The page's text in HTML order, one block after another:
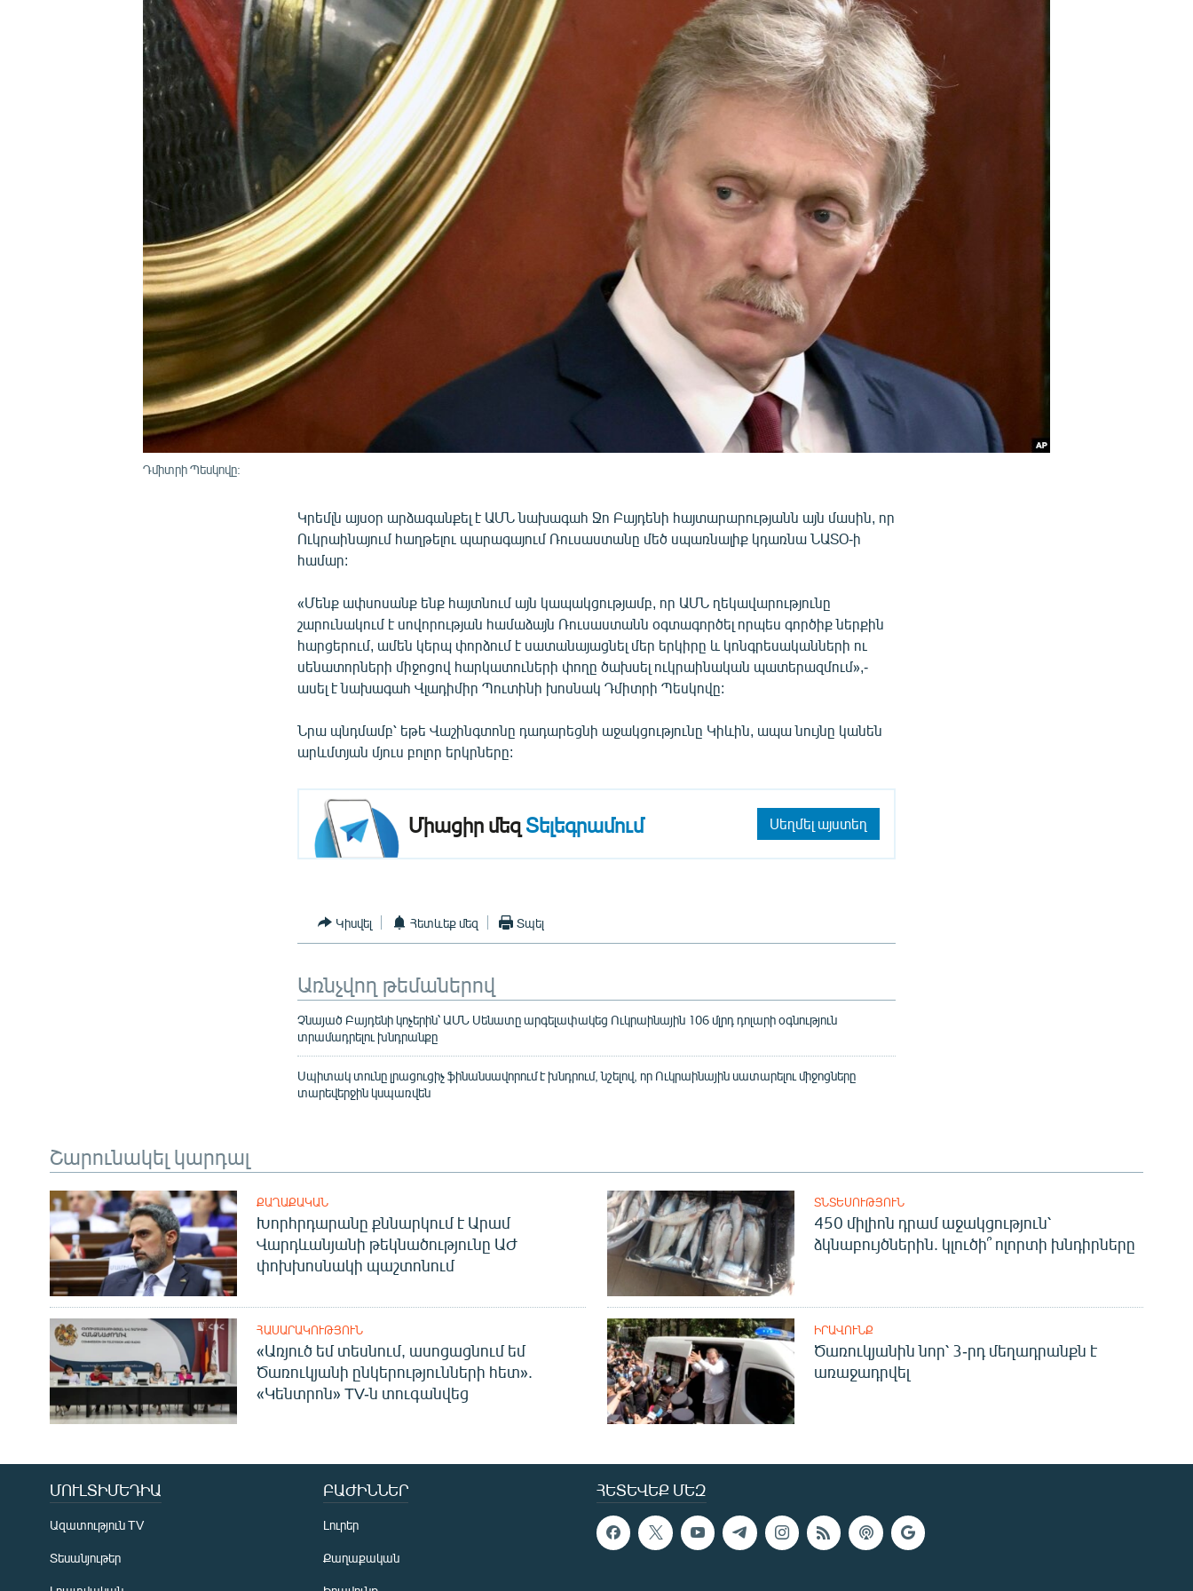
ՄԵԿՆԱԲԱՆՈՒԹՅՈՒՆ
ՁԳՏԵԼՈՎ ԼԱՎԱԳՈՒՅՆԻՆ
Դմիտրի Պեսկովը:
Կրեմլն այսօր արձագանքել է ԱՄՆ նախագահ Ջո Բայդենի հայտարարությանն այն մասին, որ
Ուկրաինայում հաղթելու պարագայում Ռուսաստանը մեծ սպառնալիք կդառնա ՆԱՏՕ-ի
համար:
«Մենք ափսոսանք ենք հայտնում այն կապակցությամբ, որ ԱՄՆ ղեկավարությունը
շարունակում է սովորության համաձայն Ռուսաստանն օգտագործել որպես գործիք ներքին
հարցերում, ամեն կերպ փորձում է սատանայացնել մեր երկիրը և կոնգրեսականների ու
սենատորների միջոցով հարկատուների փողը ծախսել ուկրաինական պատերազմում»,-
ասել է նախագահ Վլադիմիր Պուտինի խոսնակ Դմիտրի Պեսկովը:
Նրա պնդմամբ՝ եթե Վաշինգտոնը դադարեցնի աջակցությունը Կիևին, ապա նույնը կանեն
արևմտյան մյուս բոլոր երկրները:
Միացիր մեզ Տելեգրամում Սեղմել այստեղ
Կիսվել Հետևեք մեզ Տպել
Առնչվող թեմաներով
Չնայած Բայդենի կոչերին՝ ԱՄՆ Սենատը արգելափակեց Ուկրաինային 106 մլրդ դոլարի օգնություն
տրամադրելու խնդրանքը
Սպիտակ տունը լրացուցիչ ֆինանսավորում է խնդրում, նշելով, որ Ուկրաինային սատարելու միջոցները
տարեվերջին կսպառվեն
Շարունակել կարդալ
ՔԱՂԱՔԱԿԱՆ
Խորհրդարանը քննարկում է Արամ
Վարդևանյանի թեկնածությունը ԱԺ
փոխխոսնակի պաշտոնում
ՏՆՏԵՍՈՒԹՅՈՒՆ
450 միլիոն դրամ աջակցություն՝
ձկնաբույծներին. կլուծի՞ ոլորտի խնդիրները
ՀԱՍԱՐԱԿՈՒԹՅՈՒՆ
«Առյուծ եմ տեսնում, ասոցացնում եմ
Ծառուկյանի ընկերությունների հետ».
«Կենտրոն» TV-ն տուգանվեց
ԻՐԱՎՈՒՆՔ
Ծառուկյանին նոր՝ 3-րդ մեղադրանքն է
առաջադրվել
ՀԵՏԵՎԵՔ ՄԵԶ
ՄՈՒԼՏԻՄԵԴԻԱ
Ազատություն TV
Տեսանյութեր
ԲԱԺԻՆՆԵՐ
Լուրեր
Քաղաքական